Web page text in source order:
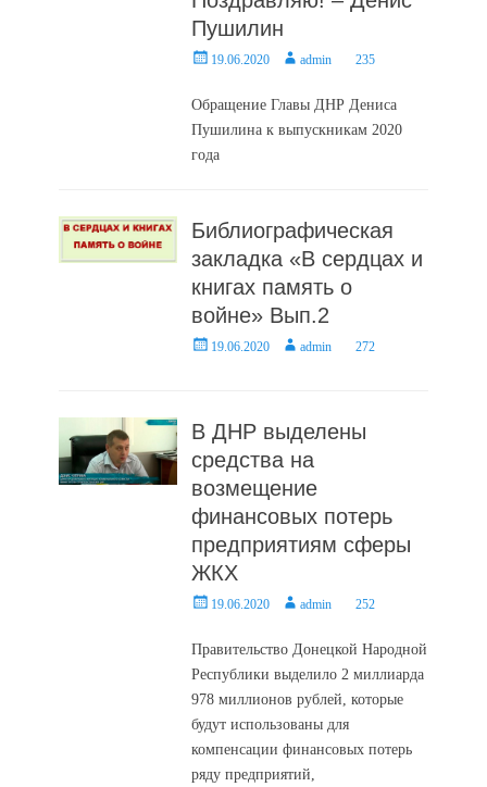
Пушилин
Posted19.06.2020 Authoradmin 235
Обращение Главы ДНР Дениса
Пушилина к выпускникам 2020
года
Библиографическая
закладка «В сердцах и
книгах память о
войне» Вып.2
Posted19.06.2020 Authoradmin 272
В ДНР выделены
средства на
возмещение
финансовых потерь
предприятиям сферы
ЖКХ
Posted19.06.2020 Authoradmin 252
Правительство Донецкой Народной
Республики выделило 2 миллиарда
978 миллионов рублей, которые
будут использованы для
компенсации финансовых потерь
ряду предприятий,